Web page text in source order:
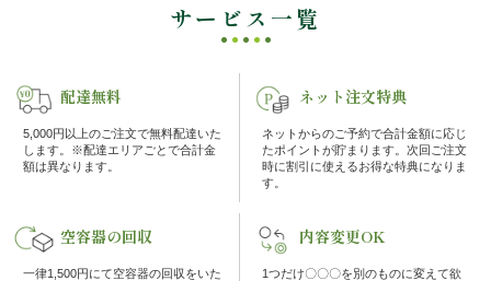
ベ
ン
サービス一覧
配達無料
5,000円以上のご注文で無料配達いた
します。※配達エリアごとで合計金
額は異なります。
ネット注文特典
ネットからのご予約で合計金額に応じ
たポイントが貯まります。次回ご注文
時に割引に使えるお得な特典になりま
す。
空容器の回収
一律1,500円にて空容器の回収をいた
内容変更OK
1つだけ〇〇〇を別のものに変えて欲